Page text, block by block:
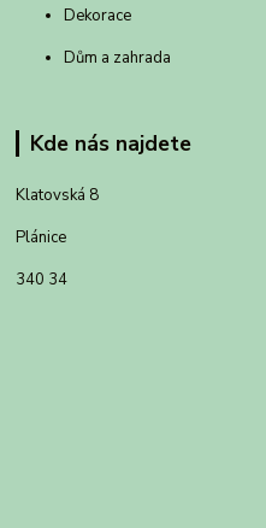
Dekorace
Dům a zahrada
Kde nás najdete
Klatovská 8
Plánice
340 34